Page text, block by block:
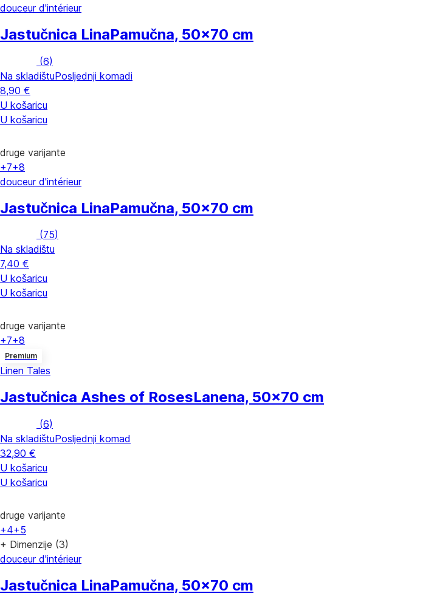
douceur d'intérieur
Jastučnica LinaPamučna, 50x70 cm
(6)
Na skladištuPosljednji komadi
8,90 €
U košaricu
U košaricu
druge varijante
+7+8
douceur d'intérieur
Jastučnica LinaPamučna, 50x70 cm
(75)
Na skladištu
7,40 €
U košaricu
U košaricu
druge varijante
+7+8
Premium
Linen Tales
Jastučnica Ashes of RosesLanena, 50x70 cm
(6)
Na skladištuPosljednji komad
32,90 €
U košaricu
U košaricu
druge varijante
+4+5
+ Dimenzije (3)
douceur d'intérieur
Jastučnica LinaPamučna, 50x70 cm